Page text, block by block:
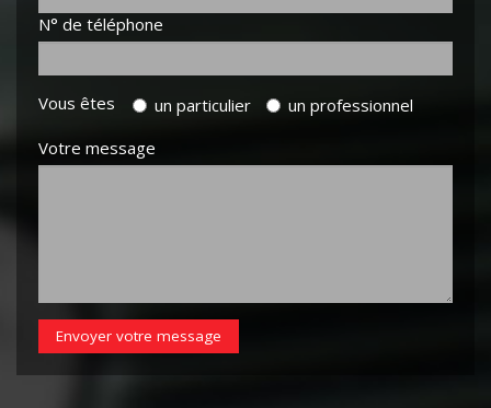
N° de téléphone
Vous êtes un particulier
un professionnel
Votre message
Envoyer votre message